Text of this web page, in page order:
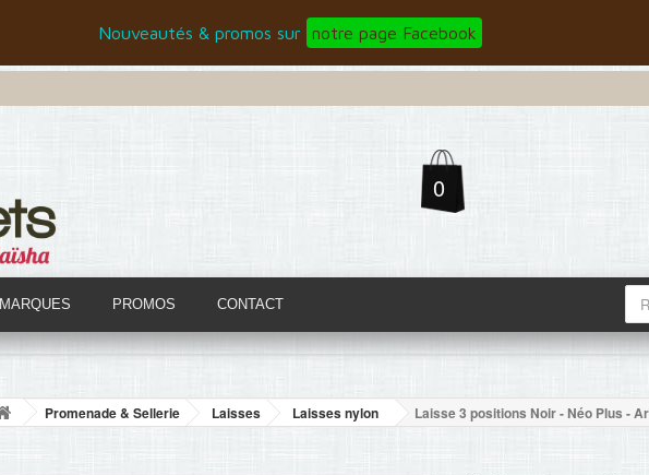
Nouveautés & promos sur notre page Facebook
0
MARQUES PROMOS CONTACT
Promenade & Sellerie Laisses Laisses nylon Laisse 3 positions Noir - Néo Plus -